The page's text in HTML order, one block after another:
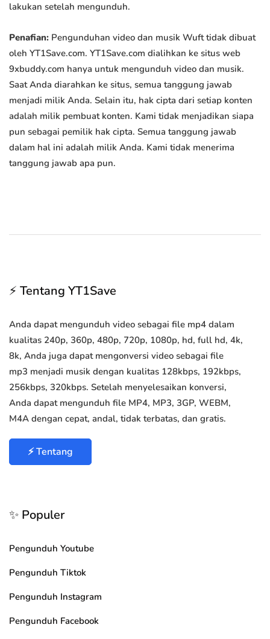
lakukan setelah mengunduh.
Penafian: Pengunduhan video dan musik Wuft tidak dibuat
oleh YT1Save.com. YT1Save.com dialihkan ke situs web
9xbuddy.com hanya untuk mengunduh video dan musik.
Saat Anda diarahkan ke situs, semua tanggung jawab
menjadi milik Anda. Selain itu, hak cipta dari setiap konten
adalah milik pembuat konten. Kami tidak menjadikan siapa
pun sebagai pemilik hak cipta. Semua tanggung jawab
dalam hal ini adalah milik Anda. Kami tidak menerima
tanggung jawab apa pun.
⚡ Tentang YT1Save
Anda dapat mengunduh video sebagai file mp4 dalam
kualitas 240p, 360p, 480p, 720p, 1080p, hd, full hd, 4k,
8k, Anda juga dapat mengonversi video sebagai file
mp3 menjadi musik dengan kualitas 128kbps, 192kbps,
256kbps, 320kbps. Setelah menyelesaikan konversi,
Anda dapat mengunduh file MP4, MP3, 3GP, WEBM,
M4A dengan cepat, andal, tidak terbatas, dan gratis.
⚡ Tentang
✨ Populer
Pengunduh Youtube
Pengunduh Tiktok
Pengunduh Instagram
Pengunduh Facebook